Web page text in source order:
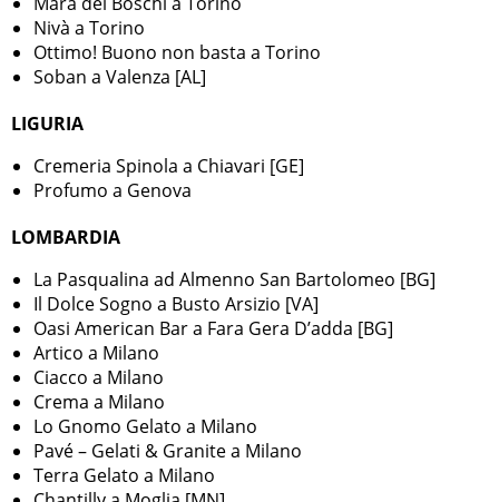
Nivà a Torino
Ottimo! Buono non basta a Torino
Soban a Valenza [AL]
LIGURIA
Cremeria Spinola a Chiavari [GE]
Profumo a Genova
LOMBARDIA
La Pasqualina ad Almenno San Bartolomeo [BG]
Il Dolce Sogno a Busto Arsizio [VA]
Oasi American Bar a Fara Gera D’adda [BG]
Artico a Milano
Ciacco a Milano
Crema a Milano
Lo Gnomo Gelato a Milano
Pavé – Gelati & Granite a Milano
Terra Gelato a Milano